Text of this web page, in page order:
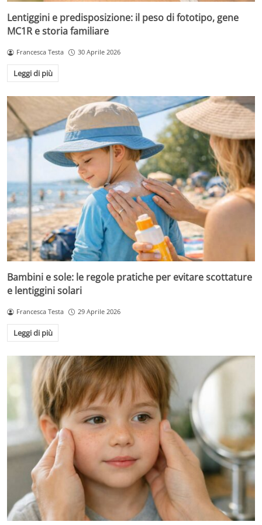
Lentiggini e predisposizione: il peso di fototipo, gene
MC1R e storia familiare
Francesca Testa 30 Aprile 2026
Leggi di più
Bambini e sole: le regole pratiche per evitare scottature
e lentiggini solari
Francesca Testa 29 Aprile 2026
Leggi di più